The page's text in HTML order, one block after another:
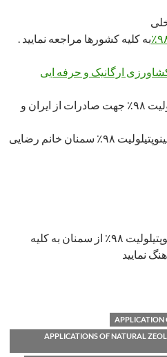
به کلیه کشورها مراجعه نمایید .
ارگانیک و حرفه ایی
سفارش خرید زئولیت کلینوپتیلولیت ۹۸٪ جهت صادرات از ایران و
خانم رضایی
لطفا برای صادرات زئولیت کلینوپتیلولیت ۹۸٪ از سمنان به کلیه
نمایید
APPLICATION
APPLICATIONS OF NATURAL